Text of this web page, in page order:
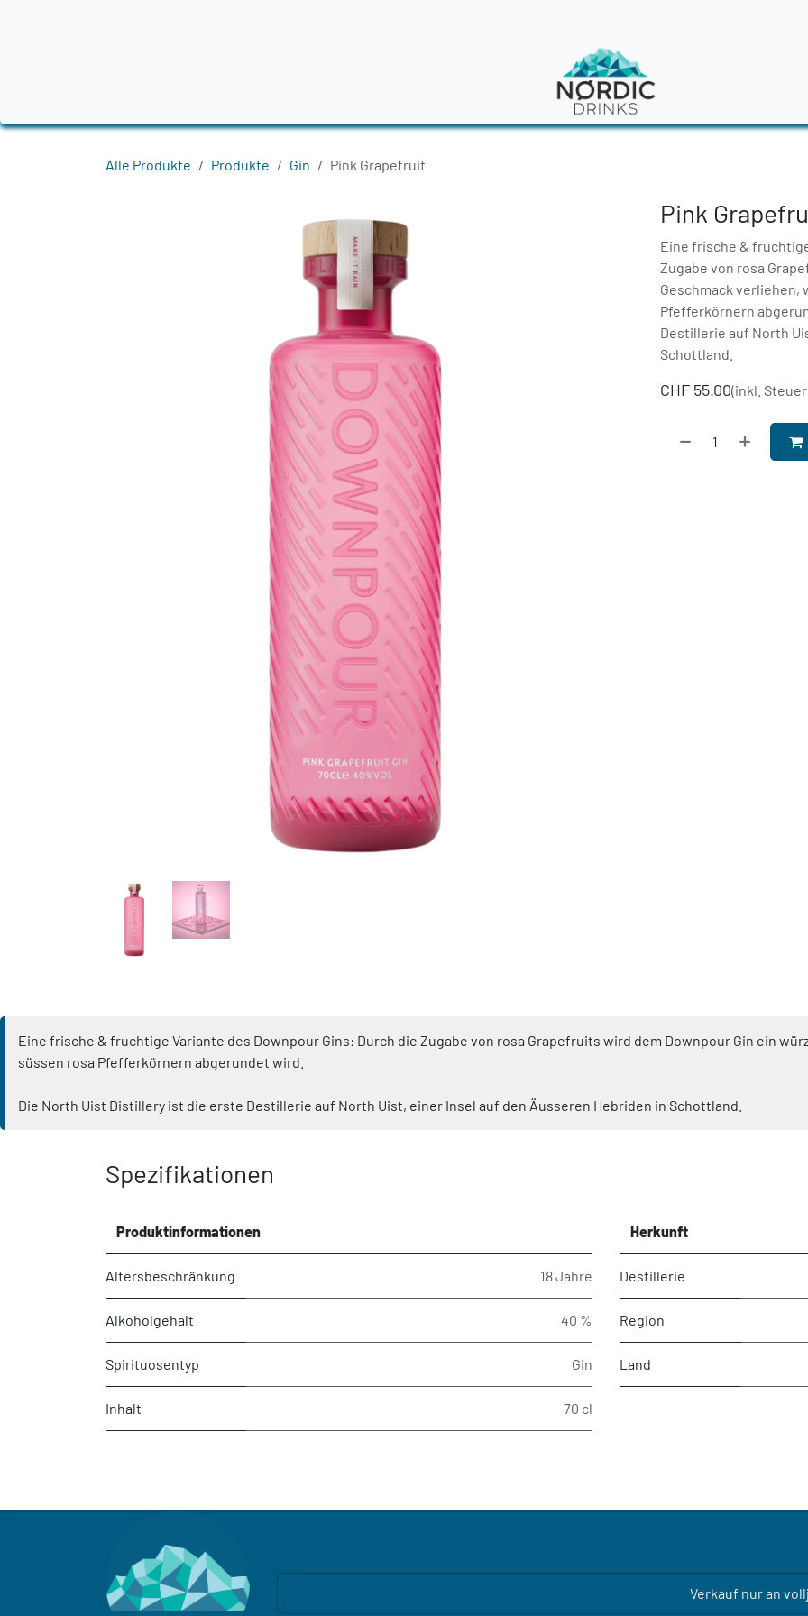
Alle Produkte Produkte Gin Pink Grapefruit
Pink
Eine frische &
Zugabe von rosa
Geschmack verliehen,
Pfefferkörnern
Destillerie auf North
Schottland.
CHF 55.00(inkl.
Eine frische & fruchtige Variante des Downpour Gins: Durch die Zugabe von rosa Grapefruits wird dem Downpour Gin ein
süssen rosa Pfefferkörnern abgerundet wird.
Die North Uist Distillery ist die erste Destillerie auf North Uist, einer Insel auf den Äusseren Hebriden in Schottland.
Spezifikationen
Produktinformationen
Altersbeschränkung 18 Jahre
Alkoholgehalt 40 %
Spirituosentyp Gin
Inhalt 70 cl
Herkunft
Destillerie
Region
Land
Verkauf nur an